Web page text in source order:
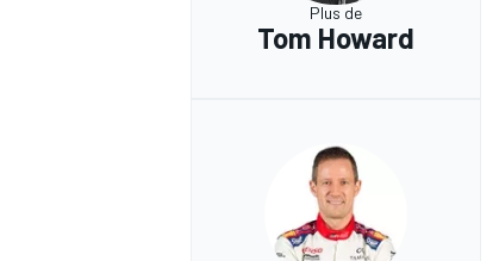
Plus de
Tom Howard